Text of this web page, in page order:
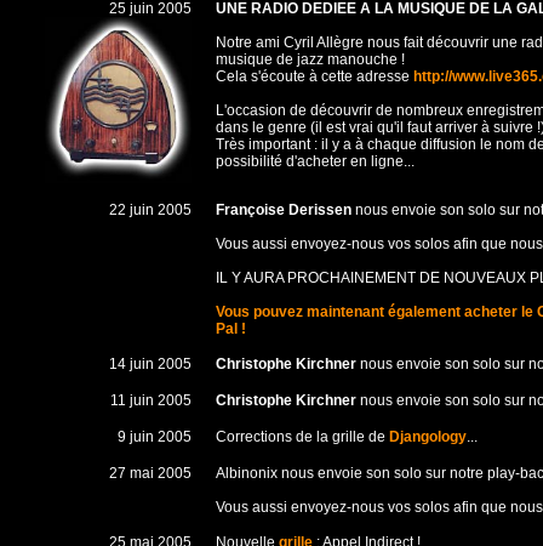
25 juin 2005
UNE RADIO DEDIEE A LA MUSIQUE DE LA
Notre ami Cyril Allègre nous fait découvrir une
musique de jazz manouche !
Cela s'écoute à cette adresse http://
L'occasion de découvrir de nombreux
dans le genre (il est vrai qu'il faut arriver à suivre
Très important : il y a à chaque diffusion le nom
possibilité d'acheter en ligne...
22 juin 2005 Françoise Derissen nous envoie son solo sur
Vous aussi envoyez-nous vos solos afin que
IL Y AURA PROCHAINEMENT DE NOUVEAUX
Vous pouvez maintenant également acheter
Pal !
14 juin 2005 Christophe Kirchner nous envoie son solo sur
11 juin 2005 Christophe Kirchner nous envoie son solo sur
9 juin 2005 Corrections de la grille de Djangology...
27 mai 2005
Albinonix nous envoie son solo sur notre play-
Vous aussi envoyez-nous vos solos afin que
25 mai 2005 Nouvelle grille : Appel Indirect !